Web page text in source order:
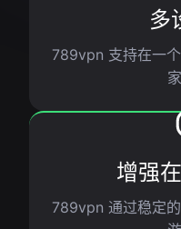
多
789vpn 支持在一
增强
789vpn 通过稳定